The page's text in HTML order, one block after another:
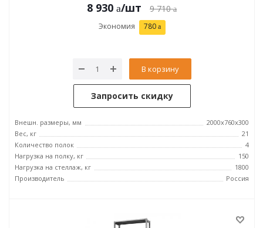
8 930 /шт 9 710
Экономия 780
В корзину
Запросить скидку
Внешн. размеры, мм
2000х760х300
Вес, кг
21
Количество полок
4
Нагрузка на полку, кг
150
Нагрузка на стеллаж, кг
1800
Производитель
Россия